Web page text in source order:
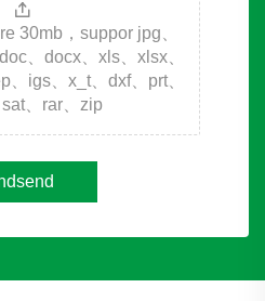
30mb，suppor jpg、
、docx、xls、xlsx、
、igs、x_t、dxf、prt、
、rar、zip